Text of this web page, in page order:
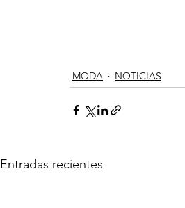
MODA NOTICIAS
Entradas recientes